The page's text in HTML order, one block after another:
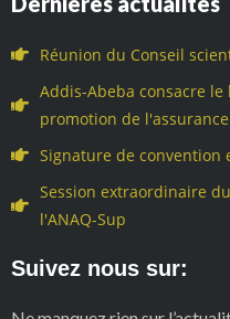
Réunion du Conseil
Addis-Abeba consacre
promotion de
Signature de convention
Session extraordinaire
l'ANAQ-Sup
Suivez nous sur: